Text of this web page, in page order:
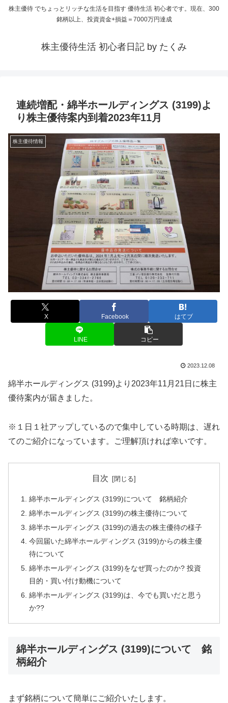
株主優待 でちょっとリッチな生活を目指す 優待生活 初心者です。現在、300
銘柄以上、投資資金+損益＝7000万円達成
株主優待生活 初心者日記 by たくみ
連続増配・綿半ホールディングス (3199)よ
り株主優待案内到着2023年11月
株主優待情報
X Facebook はてブ
LINE コピー
2023.12.08
綿半ホールディングス (3199)より2023年11月21日に株主
優待案内が届きました。
※１日１社アップしているので集中している時期は、遅れ
てのご紹介になっています。ご理解頂ければ幸いです。
目次
綿半ホールディングス (3199)について 銘柄紹介
綿半ホールディングス (3199)の株主優待について
綿半ホールディングス (3199)の過去の株主優待の様子
今回届いた綿半ホールディングス (3199)からの株主優
待について
綿半ホールディングス (3199)をなぜ買ったのか? 投資
目的・買い付け動機について
綿半ホールディングス (3199)は、今でも買いだと思う
か??
綿半ホールディングス (3199)について 銘
柄紹介
まず銘柄について簡単にご紹介いたします。